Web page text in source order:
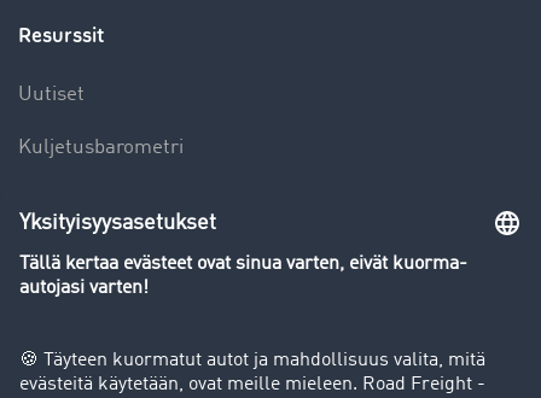
Resurssit
Uutiset
Kuljetusbarometri
Yleiskatsaus rahtipörssiin
Success stories